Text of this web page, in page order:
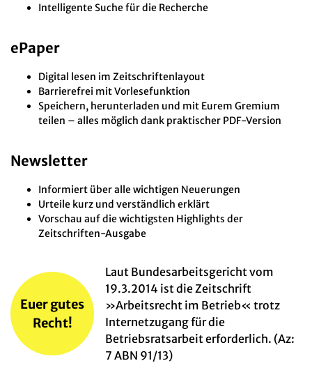
Intelligente Suche für die Recherche
ePaper
Digital lesen im Zeitschriftenlayout
Barrierefrei mit Vorlesefunktion
Speichern, herunterladen und mit Eurem Gremium
teilen – alles möglich dank praktischer PDF-Version
Newsletter
Informiert über alle wichtigen Neuerungen
Urteile kurz und verständlich erklärt
Vorschau auf die wichtigsten Highlights der
Zeitschriften-Ausgabe
Euer gutes
Recht!
Laut Bundesarbeitsgericht vom
19.3.2014 ist die Zeitschrift
»Arbeitsrecht im Betrieb« trotz
Internetzugang für die
Betriebsratsarbeit erforderlich. (Az:
7 ABN 91/13)